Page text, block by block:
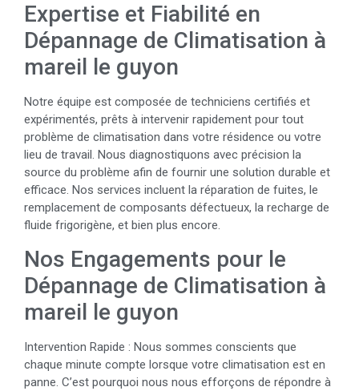
Expertise et Fiabilité en
Dépannage de Climatisation à
mareil le guyon
Notre équipe est composée de techniciens certifiés et
expérimentés, prêts à intervenir rapidement pour tout
problème de climatisation dans votre résidence ou votre
lieu de travail. Nous diagnostiquons avec précision la
source du problème afin de fournir une solution durable et
efficace. Nos services incluent la réparation de fuites, le
remplacement de composants défectueux, la recharge de
fluide frigorigène, et bien plus encore.
Nos Engagements pour le
Dépannage de Climatisation à
mareil le guyon
Intervention Rapide : Nous sommes conscients que
chaque minute compte lorsque votre climatisation est en
panne. C’est pourquoi nous nous efforçons de répondre à